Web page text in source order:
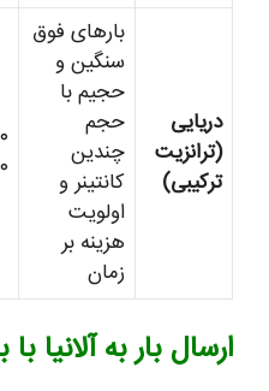
دریایی
(ترانزیت
ترکیبی)
بارهای فوق
سنگین و
حجیم با
حجم
چندین
کانتینر و
اولویت
هزینه بر
زمان
ارسال بار به آلانیا